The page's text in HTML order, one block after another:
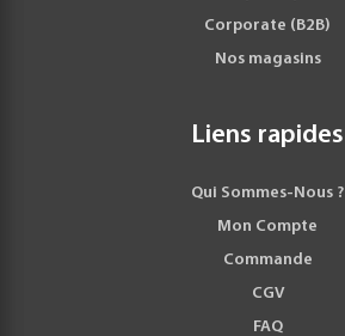
Corporate (B2B)
Nos magasins
Liens rapides
Qui Sommes-Nous ?
Mon Compte
Commande
CGV
FAQ